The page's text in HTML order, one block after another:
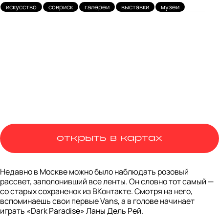
Недавно в Москве можно было наблюдать розовый
рассвет, заполонивший все ленты. Он словно тот самый —
со старых сохраненок из ВКонтакте. Смотря на него,
вспоминаешь свои первые Vans, а в голове начинает
играть «Dark Paradise» Ланы Дель Рей.
искусство
совриск галереи выставки музеи
открыть в картах